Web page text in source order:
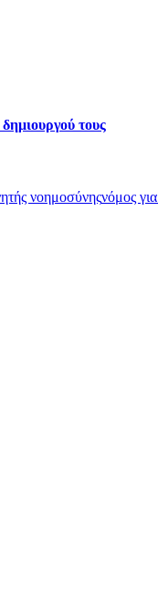
τους
νοημοσύνηςνόμος